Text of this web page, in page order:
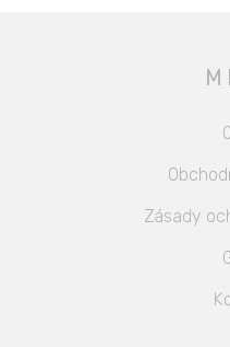
Zásady